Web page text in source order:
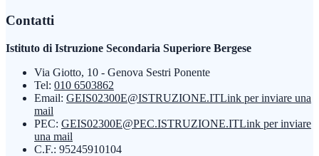
Contatti
Istituto di Istruzione Secondaria Superiore Bergese
Via Giotto, 10 - Genova Sestri Ponente
Tel: 010 6503862
Email: GEIS02300E@ISTRUZIONE.ITLink per inviare una
mail
PEC: GEIS02300E@PEC.ISTRUZIONE.ITLink per inviare
una mail
C.F.: 95245910104